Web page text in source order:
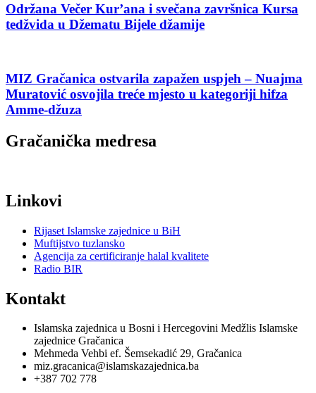
Održana Večer Kur’ana i svečana završnica Kursa
tedžvida u Džematu Bijele džamije
MIZ Gračanica ostvarila zapažen uspjeh – Nuajma
Muratović osvojila treće mjesto u kategoriji hifza
Amme-džuza
Gračanička medresa
Linkovi
Rijaset Islamske zajednice u BiH
Muftijstvo tuzlansko
Agencija za certificiranje halal kvalitete
Radio BIR
Kontakt
Islamska zajednica u Bosni i Hercegovini Medžlis Islamske
zajednice Gračanica
Mehmeda Vehbi ef. Šemsekadić 29, Gračanica
miz.gracanica@islamskazajednica.ba
+387 702 778